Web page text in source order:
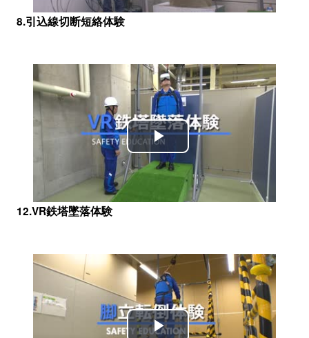
8.引込線切断短絡体験
Play
Video
12.VR鉄塔墜落体験
Play